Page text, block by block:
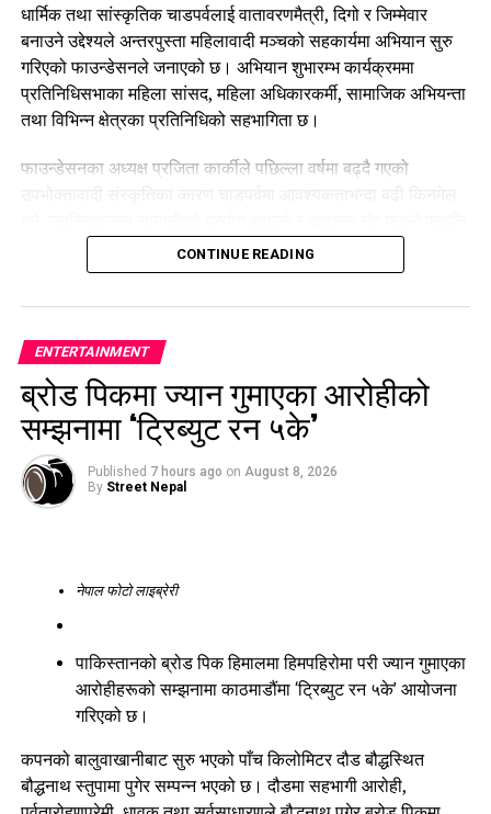
धार्मिक तथा सांस्कृतिक चाडपर्वलाई वातावरणमैत्री, दिगो र जिम्मेवार
बनाउने उद्देश्यले अन्तरपुस्ता महिलावादी मञ्चको सहकार्यमा अभियान सुरु
गरिएको फाउन्डेसनले जनाएको छ। अभियान शुभारम्भ कार्यक्रममा
प्रतिनिधिसभाका महिला सांसद, महिला अधिकारकर्मी, सामाजिक अभियन्ता
तथा विभिन्न क्षेत्रका प्रतिनिधिको सहभागिता छ।
फाउन्डेसनका अध्यक्ष प्रजिता कार्कीले पछिल्ला वर्षमा बढ्दै गएको
बढ्दै गएको बताइन्।
दिने उनको भनाइ छ।
कार्कीका अनुसार जलवायु परिवर्तन तथा वातावरणीय समस्याको प्रत्यक्ष
असर महिलामाथि पनि परिरहेको छ। त्यसैले जलवायु न्याय, लैङ्गिक
समानता र वातावरण संरक्षणलाई जोड्दै महिलाको नेतृत्वमा व्यवहार
परिवर्तनका अभियान सञ्चालन गर्न आवश्यक रहेको उनले बताइन्।
सहभागी महिलाले वातावरणमैत्री पर्व मनाउने पाँचबुँदे प्रतिबद्धता व्यक्त
गरेका थिए।
फाउन्डेसनले जलवायु परिवर्तनको असर न्यूनीकरणका लागि नीतिगत
सुधारसँगै व्यक्ति र समुदायको व्यवहार परिवर्तनमा जोड दिँदै आएको छ।
संस्थाले खाद्य सङ्कट न्यूनीकरण, लैङ्गिक समानता, जल तथा स्थल
जैविक विविधता संरक्षण र सरोकारवाला निकायबीच साझेदारी प्रवर्द्धनका
क्षेत्रमा समेत काम गर्दै आएको जनाएको छ।
CONTINUE READING
ENTERTAINMENT
ब्रोड पिकमा ज्यान गुमाएका आरोहीको
सम्झनामा ‘ट्रिब्युट रन ५के’
Published 7 hours ago on August 8, 2026
By Street Nepal
नेपाल फोटो लाइब्रेरी
पाकिस्तानको ब्रोड पिक हिमालमा हिमपहिरोमा परी ज्यान गुमाएका
आरोहीहरूको सम्झनामा काठमाडौंमा ‘ट्रिब्युट रन ५के’ आयोजना
गरिएको छ।
कपनको बालुवाखानीबाट सुरु भएको पाँच किलोमिटर दौड बौद्धस्थित
बौद्धनाथ स्तुपामा पुगेर सम्पन्न भएको छ। दौडमा सहभागी आरोही,